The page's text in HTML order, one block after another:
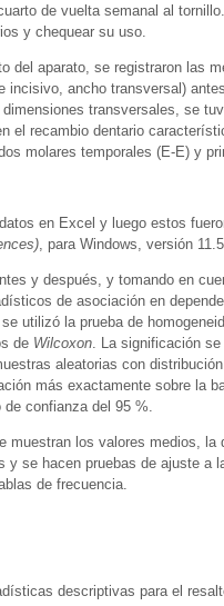
de vuelta semanal al
y chequear su uso.
del aparato, se registraron las
incisivo, ancho transversal)
transversales, se
el recambio dentario
molares temporales (E-E) y
en Excel y luego estos
, para Windows, versión
y después, y tomando en
de asociación en
utilizó la prueba de
de Wilcoxon. La significación
aleatorias con
más exactamente sobre la
confianza del 95 %.
muestran los valores medios, la
se hacen pruebas de ajuste a
de frecuencia.
descriptivas para el